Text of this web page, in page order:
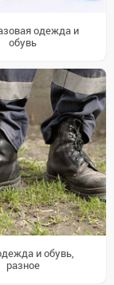
одежда и
обувь
и обувь,
разное